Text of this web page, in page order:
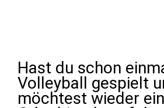
Hast du schon
Volleyball gespielt
möchtest wieder